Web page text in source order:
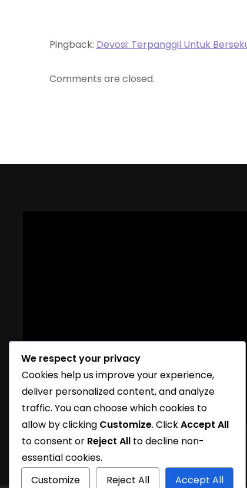
Pingback: Devosi: Terpanggil Untuk
Comments are closed.
We respect your privacy
Cookies help us improve your experience,
deliver personalized content, and analyze
traffic. You can choose which cookies to
allow by clicking Customize. ClickAccept All
to consent or Reject All to decline non-
essential cookies.
Customize
Reject All Accept All